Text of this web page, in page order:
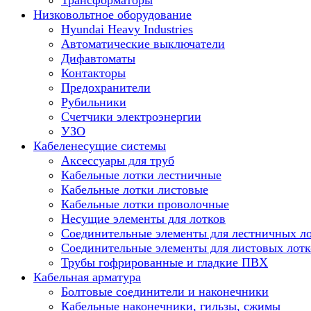
Низковольтное оборудование
Hyundai Heavy Industries
Автоматические выключатели
Дифавтоматы
Контакторы
Предохранители
Рубильники
Счетчики электроэнергии
УЗО
Кабеленесущие системы
Аксессуары для труб
Кабельные лотки лестничные
Кабельные лотки листовые
Кабельные лотки проволочные
Несущие элементы для лотков
Соединительные элементы для лестничных
Соединительные элементы для листовых
Трубы гофрированные и гладкие ПВХ
Кабельная арматура
Болтовые соединители и наконечники
Кабельные наконечники, гильзы, сжимы